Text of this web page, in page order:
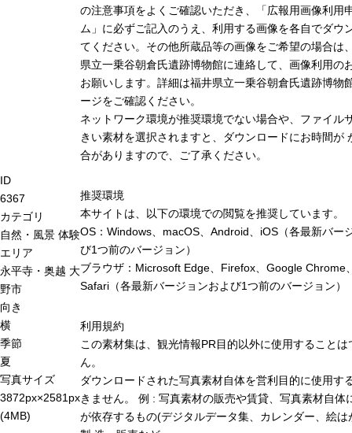
ID
6367
カテゴリ
自然・風景 体験
エリア
永平寺・奥越 大
野市
向き
横
季節
夏
写真サイズ
3872px×2581px
(4MB)
の注意事項をよくご確認いただき、「広報用画像利用
ム」に必ずご記入のうえ、利用する画像を各自でダウ
てください。その他所蔵品等の画像をご希望の場合は
県立一乗谷朝倉氏遺跡博物館に連絡して、画像利用の
お願いします。詳細は福井県立一乗谷朝倉氏遺跡博物
ージをご確認ください。
ネットワーク環境が推奨環境でない場合や、ファイル
きい素材を選択されますと、ダウンロードにお時間が
合がありますので、ご了承ください。
推奨環境
本サイトは、以下の環境での閲覧を推奨しています。
OS：Windows、macOS、Android、iOS（各最新バー
び1つ前のバージョン）
ブラウザ：Microsoft Edge、Firefox、Google Chrome
Safari（各最新バージョンおよび1つ前のバージョン）
利用規約
この素材集は、観光情報PR目的以外に使用することは
ん。
ダウンロードされた写真素材自体を営利目的に使用す
きません。 例 : 写真素材の販売や賃貸、写真素材自体
が依存するもの(デジタルデータ集、カレンダー、絵は